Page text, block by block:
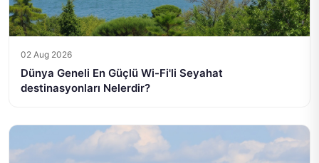
02 Aug 2026
Dünya Geneli En Güçlü Wi-Fi'li Seyahat
destinasyonları Nelerdir?